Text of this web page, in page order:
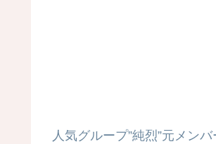
人気グループ”純烈”元メンバ